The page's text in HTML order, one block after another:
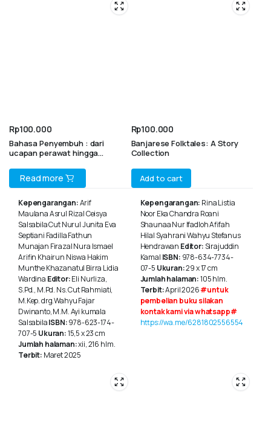
Rp100.000
Bahasa Penyembuh : dari
ucapan perawat hingga
bunga rampai)
Read more
Kepengarangan:Arif
Maulana Asrul Rizal Ceisya
Salsabila Cut Nurul Junita Eva
Septiani Fadilla Fathun
Munajan Firazal Nura Ismael
Arifin Khairun Niswa Hakim
Munthe Khazanatul Birra Lidia
Wardina Editor:Eli Nurliza,
S.Pd., M.Pd. Ns. Cut Rahmiati,
M.Kep. drg.Wahyu Fajar
Dwinanto, M.M. Ayi kumala
SalsabilaISBN:978-623-174-
707-5 Ukuran:15,5 x 23 cm
Jumlah halaman:xii, 216 hlm.
Terbit: Maret 2025
Rp100.000
Banjarese Folktales: A Story
Collection
Add to cart
Kepengarangan: Rina Listia
Noor Eka Chandra Roani
Shaunaa Nur Ifadloh Afifah
Hilal Syahrani Wahyu Stefanus
Hendrawan Editor:Sirajuddin
Kamal ISBN: 978-634-7734-
07-5 Ukuran:29 x 17 cm
Jumlah halaman:105 hlm.
Terbit:April 2026#untuk
pembelian buku silakan
kontak kami via whatsapp#
https://wa.me/6281802556554